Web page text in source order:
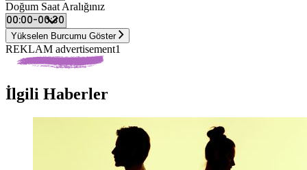
Doğum Saat Aralığınız
Yükselen Burcumu Göster
REKLAM advertisement1
İlgili Haberler